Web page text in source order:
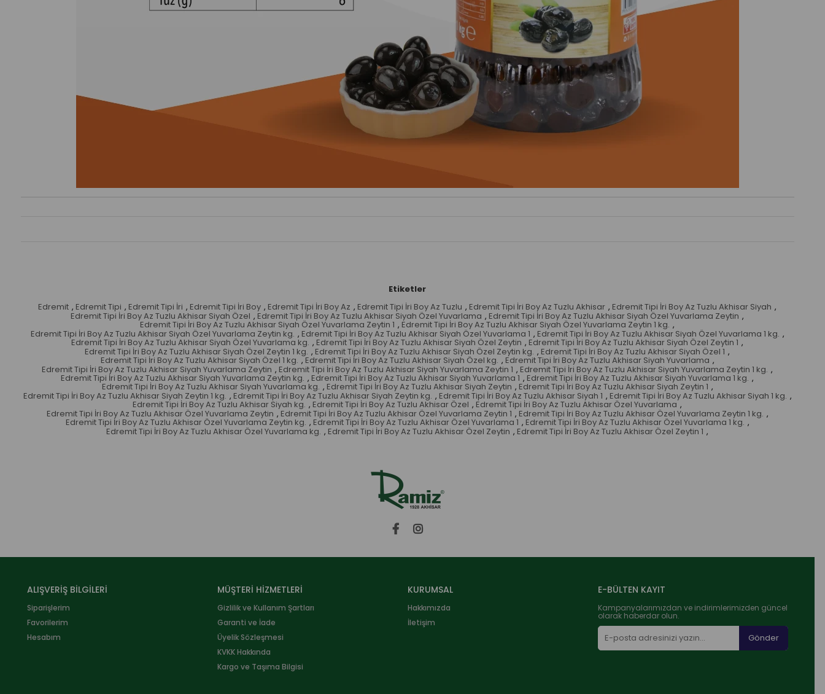
Etiketler
Edremit , Edremit Tipi , Edremit Tipi İri , Edremit Tipi İri Boy , Edremit Tipi İri Boy Az , Edremit Tipi İri Boy Az Tuzlu , Edremit Tipi İri Boy Az Tuzlu Akhisar , Edremit Tipi İri Boy Az Tuzlu Akhisar Siyah ,
Edremit Tipi İri Boy Az Tuzlu Akhisar Siyah Özel , Edremit Tipi İri Boy Az Tuzlu Akhisar Siyah Özel Yuvarlama , Edremit Tipi İri Boy Az Tuzlu Akhisar Siyah Özel Yuvarlama Zeytin ,
Edremit Tipi İri Boy Az Tuzlu Akhisar Siyah Özel Yuvarlama Zeytin 1 , Edremit Tipi İri Boy Az Tuzlu Akhisar Siyah Özel Yuvarlama Zeytin 1 kg. ,
Edremit Tipi İri Boy Az Tuzlu Akhisar Siyah Özel Yuvarlama Zeytin kg. , Edremit Tipi İri Boy Az Tuzlu Akhisar Siyah Özel Yuvarlama 1 , Edremit Tipi İri Boy Az Tuzlu Akhisar Siyah Özel Yuvarlama 1 kg. ,
Edremit Tipi İri Boy Az Tuzlu Akhisar Siyah Özel Yuvarlama kg. , Edremit Tipi İri Boy Az Tuzlu Akhisar Siyah Özel Zeytin , Edremit Tipi İri Boy Az Tuzlu Akhisar Siyah Özel Zeytin 1 ,
Edremit Tipi İri Boy Az Tuzlu Akhisar Siyah Özel Zeytin 1 kg. , Edremit Tipi İri Boy Az Tuzlu Akhisar Siyah Özel Zeytin kg. , Edremit Tipi İri Boy Az Tuzlu Akhisar Siyah Özel 1 ,
Edremit Tipi İri Boy Az Tuzlu Akhisar Siyah Özel 1 kg. ,Edremit Tipi İri Boy Az Tuzlu Akhisar Siyah Özel kg. , Edremit Tipi İri Boy Az Tuzlu Akhisar Siyah Yuvarlama ,
Edremit Tipi İri Boy Az Tuzlu Akhisar Siyah Yuvarlama Zeytin , Edremit Tipi İri Boy Az Tuzlu Akhisar Siyah Yuvarlama Zeytin 1 , Edremit Tipi İri Boy Az Tuzlu Akhisar Siyah Yuvarlama Zeytin 1 kg. ,
Edremit Tipi İri Boy Az Tuzlu Akhisar Siyah Yuvarlama Zeytin kg. , Edremit Tipi İri Boy Az Tuzlu Akhisar Siyah Yuvarlama 1 , Edremit Tipi İri Boy Az Tuzlu Akhisar Siyah Yuvarlama 1 kg. ,
Edremit Tipi İri Boy Az Tuzlu Akhisar Siyah Yuvarlama kg. , Edremit Tipi İri Boy Az Tuzlu Akhisar Siyah Zeytin , Edremit Tipi İri Boy Az Tuzlu Akhisar Siyah Zeytin 1 ,
Edremit Tipi İri Boy Az Tuzlu Akhisar Siyah Zeytin 1 kg. , Edremit Tipi İri Boy Az Tuzlu Akhisar Siyah Zeytin kg. , Edremit Tipi İri Boy Az Tuzlu Akhisar Siyah 1 , Edremit Tipi İri Boy Az Tuzlu Akhisar Siyah 1 kg. ,
Edremit Tipi İri Boy Az Tuzlu Akhisar Siyah kg. , Edremit Tipi İri Boy Az Tuzlu Akhisar Özel , Edremit Tipi İri Boy Az Tuzlu Akhisar Özel Yuvarlama ,
Edremit Tipi İri Boy Az Tuzlu Akhisar Özel Yuvarlama Zeytin , Edremit Tipi İri Boy Az Tuzlu Akhisar Özel Yuvarlama Zeytin 1 , Edremit Tipi İri Boy Az Tuzlu Akhisar Özel Yuvarlama Zeytin 1 kg. ,
Edremit Tipi İri Boy Az Tuzlu Akhisar Özel Yuvarlama Zeytin kg. , Edremit Tipi İri Boy Az Tuzlu Akhisar Özel Yuvarlama 1 , Edremit Tipi İri Boy Az Tuzlu Akhisar Özel Yuvarlama 1 kg. ,
Edremit Tipi İri Boy Az Tuzlu Akhisar Özel Yuvarlama kg. , Edremit Tipi İri Boy Az Tuzlu Akhisar Özel Zeytin , Edremit Tipi İri Boy Az Tuzlu Akhisar Özel Zeytin 1 ,
ALIŞVERİŞ BİLGİLERİ
Siparişlerim
Favorilerim
Hesabım
MÜŞTERİ HİZMETLERİ
Gizlilik ve Kullanım Şartları
Garanti ve İade
Üyelik Sözleşmesi
KVKK Hakkında
Kargo ve Taşıma Bilgisi
KURUMSAL
Hakkımızda
İletişim
E-BÜLTEN KAYIT
Kampanyalarımızdan ve indirimlerimizden güncel
olarak haberdar olun.
Gönder